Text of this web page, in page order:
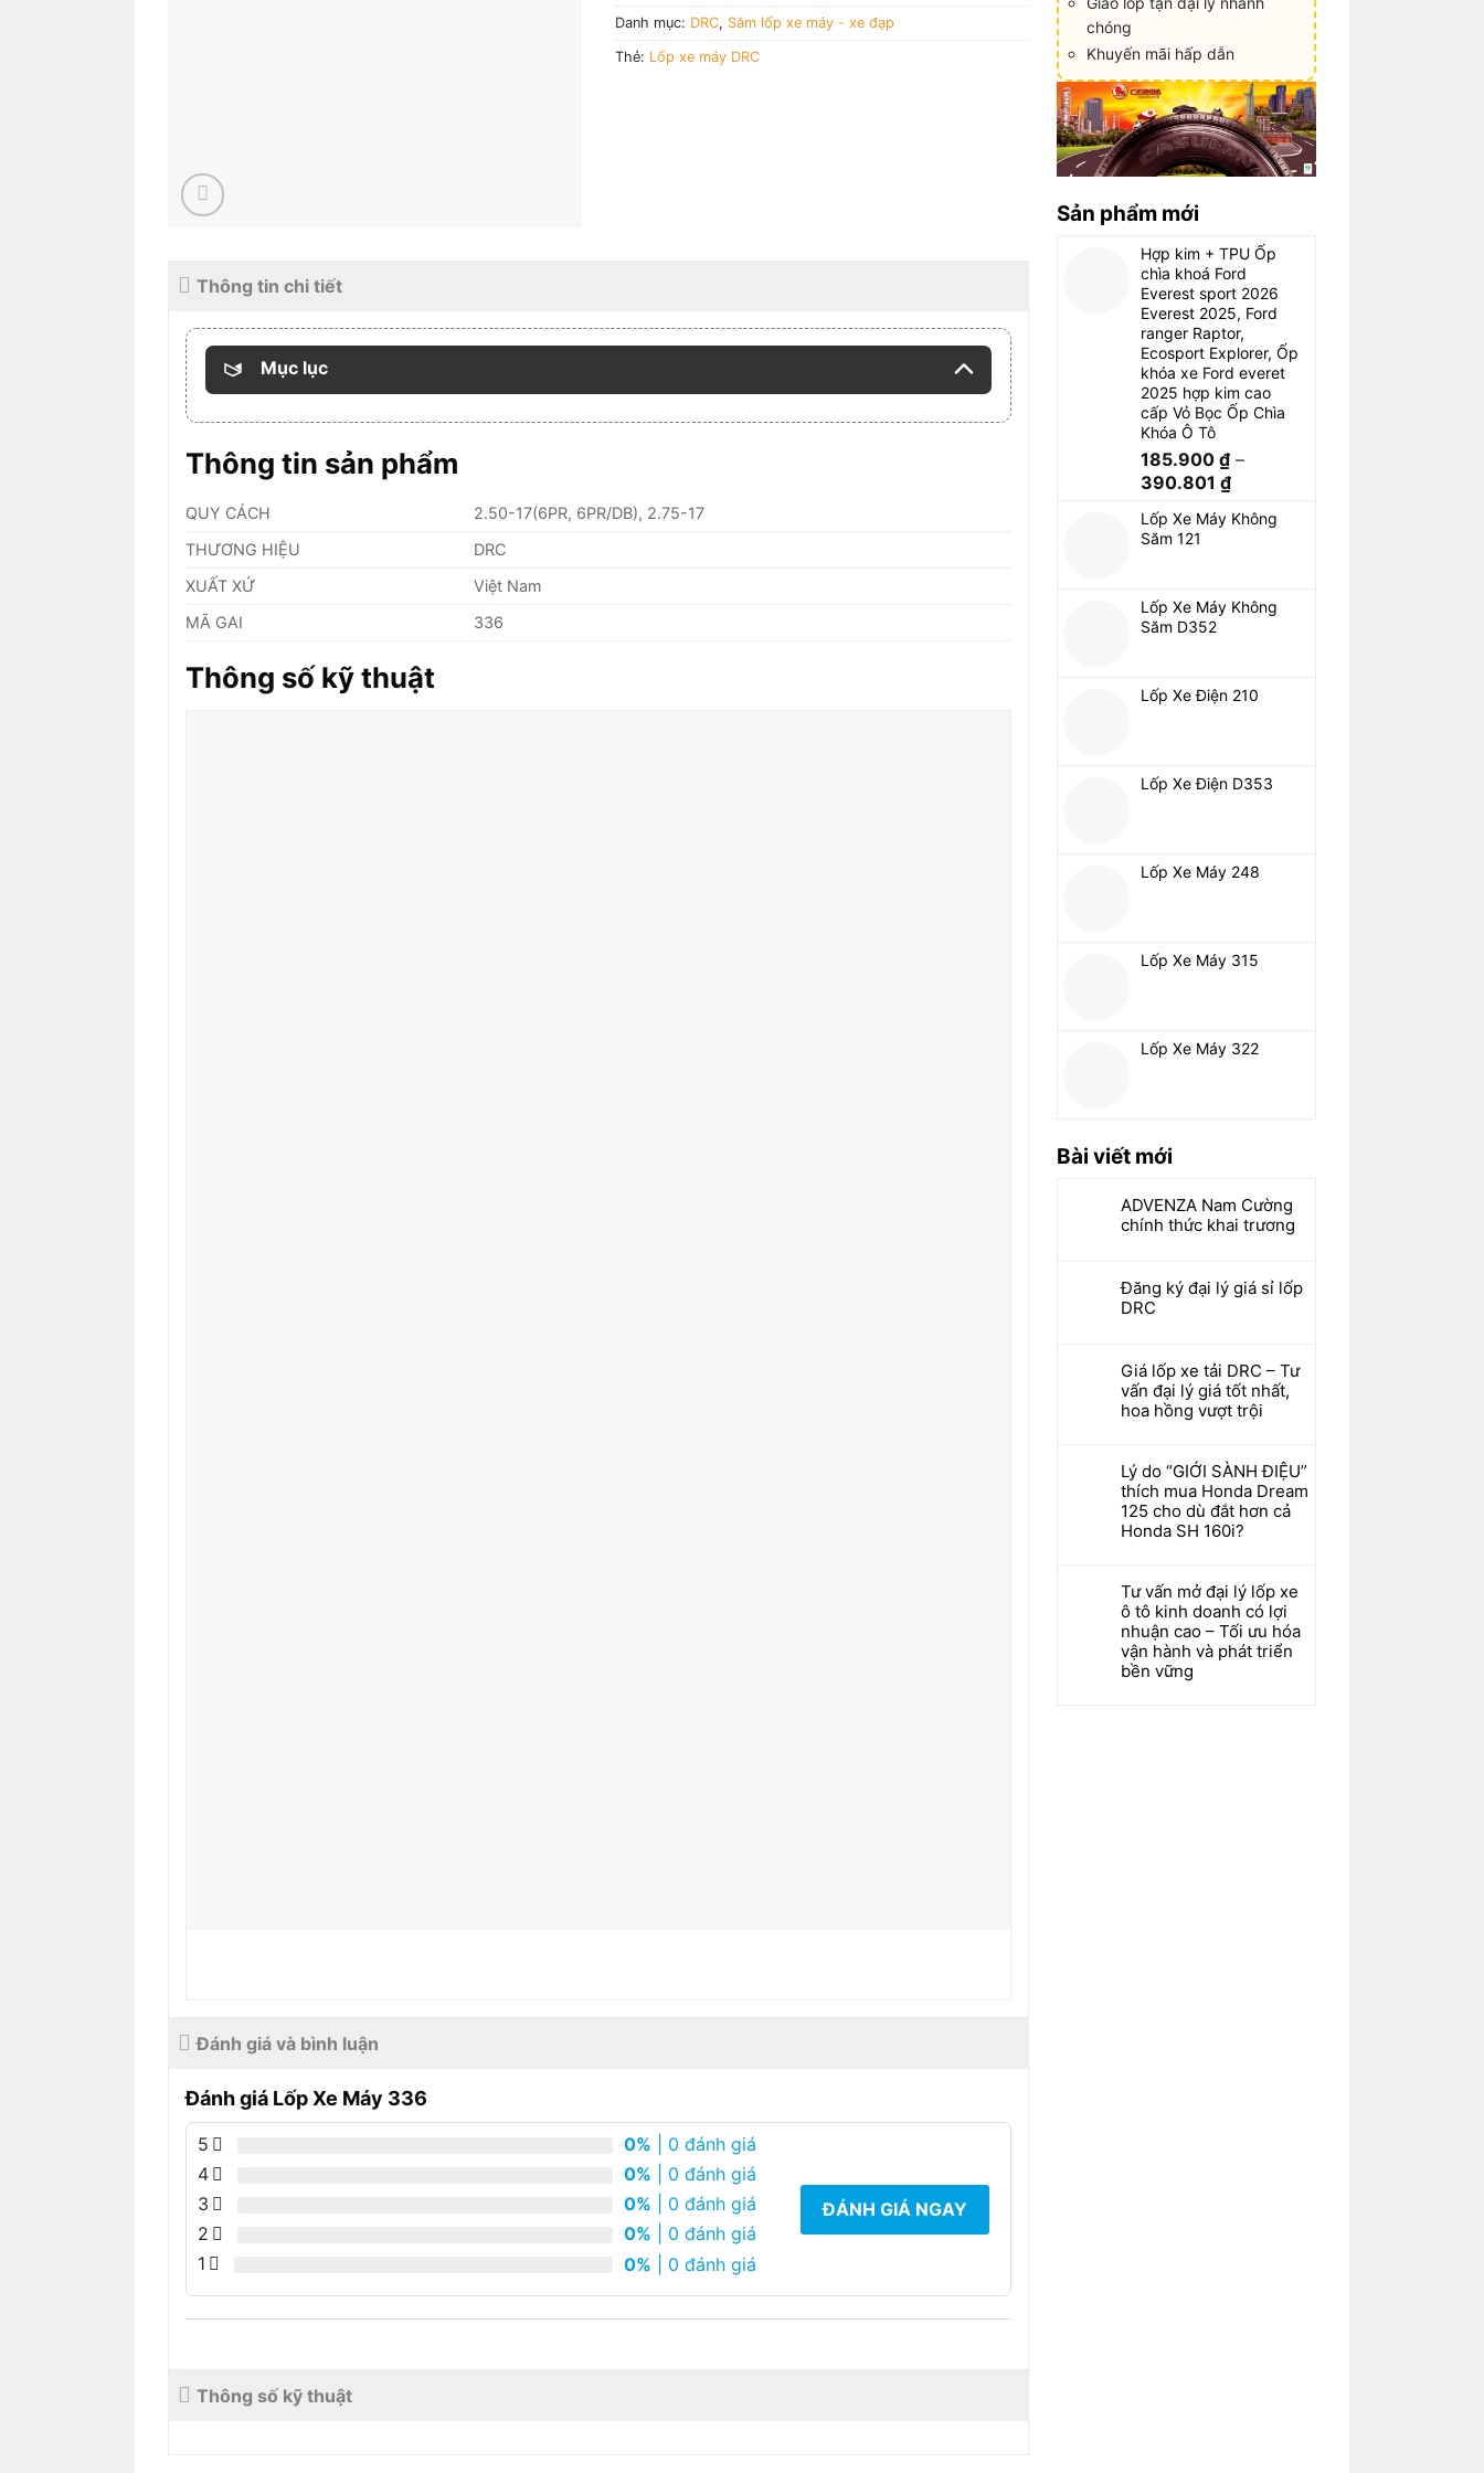
chóng
Khuyến mãi hấp dẫn
Sản phẩm mới
Hợp kim + TPU Ốp
chìa khoá Ford
Everest sport 2026
Everest 2025, Ford
ranger Raptor,
Ecosport Explorer, Ốp
khóa xe Ford everet
2025 hợp kim cao
cấp Vỏ Bọc Ốp Chìa
Khóa Ô Tô
185.900 ₫ –
390.801 ₫
Lốp Xe Máy Không
Săm 121
Lốp Xe Máy Không
Săm D352
Lốp Xe Điện 210
Lốp Xe Điện D353
Lốp Xe Máy 248
Lốp Xe Máy 315
Lốp Xe Máy 322
Bài viết mới
ADVENZA Nam Cường
chính thức khai trương
Đăng ký đại lý giá sỉ lốp
DRC
Giá lốp xe tải DRC – Tư
vấn đại lý giá tốt nhất,
hoa hồng vượt trội
Lý do “GIỚI SÀNH ĐIỆU”
thích mua Honda Dream
125 cho dù đắt hơn cả
Honda SH 160i?
Tư vấn mở đại lý lốp xe
ô tô kinh doanh có lợi
nhuận cao – Tối ưu hóa
vận hành và phát triển
bền vững
Danh mục: DRC, Săm lốp xe máy - xe đạp
Thẻ: Lốp xe máy DRC
Thông tin chi tiết
Mục lục
Thông tin sản phẩm
QUY CÁCH
2.50-17(6PR, 6PR/DB), 2.75-17
THƯƠNG HIỆU
DRC
XUẤT XỨ
Việt Nam
MÃ GAI
336
Thông số kỹ thuật
Đánh giá và bình luận
Đánh giá Lốp Xe Máy 336
5 0% | 0 đánh giá
4
0% | 0 đánh giá
3
0% | 0 đánh giá
2
0% | 0 đánh giá
1
0% | 0 đánh giá
ĐÁNH GIÁ NGAY
Thông số kỹ thuật